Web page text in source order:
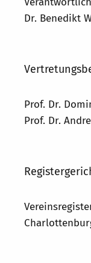
Dr. Benedikt
Prof. Dr.
Prof. Dr.